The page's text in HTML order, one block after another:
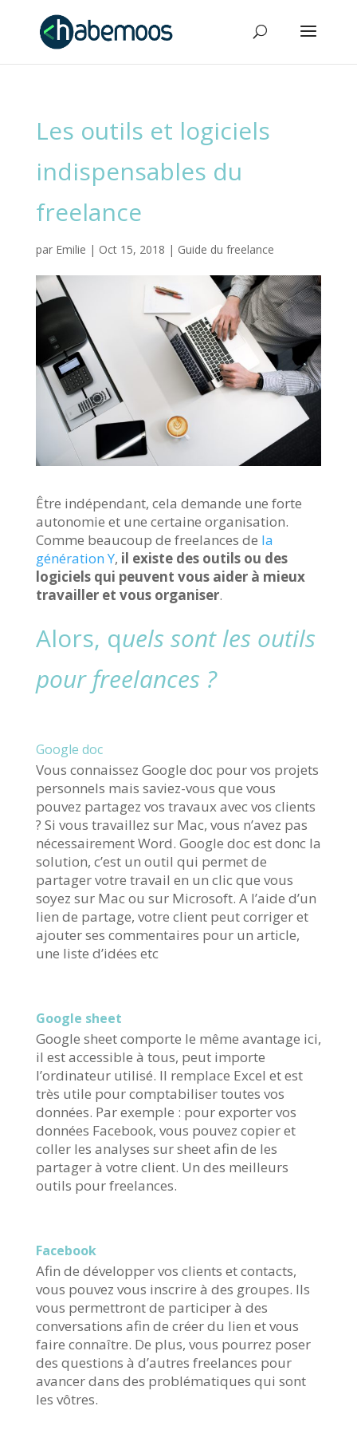
Les outils et logiciels
indispensables du
freelance
par Emilie | Oct 15, 2018 | Guide du freelance
Être indépendant, cela demande une forte
autonomie et une certaine organisation.
Comme beaucoup de freelances de la
génération Y, il existe des outils ou des
logiciels qui peuvent vous aider à mieux
travailler et vous organiser.
Alors, quels sont les outils
pour freelances ?
Google doc
Vous connaissez Google doc pour vos projets
personnels mais saviez-vous que vous
pouvez partagez vos travaux avec vos clients
? Si vous travaillez sur Mac, vous n’avez pas
nécessairement Word. Google doc est donc la
solution, c’est un outil qui permet de
partager votre travail en un clic que vous
soyez sur Mac ou sur Microsoft. A l’aide d’un
lien de partage, votre client peut corriger et
ajouter ses commentaires pour un article,
une liste d’idées etc
Google sheet
Google sheet comporte le même avantage ici,
il est accessible à tous, peut importe
l’ordinateur utilisé. Il remplace Excel et est
très utile pour comptabiliser toutes vos
données. Par exemple : pour exporter vos
données Facebook, vous pouvez copier et
coller les analyses sur sheet afin de les
partager à votre client. Un des meilleurs
outils pour freelances.
Facebook
Afin de développer vos clients et contacts,
vous pouvez vous inscrire à des groupes. Ils
vous permettront de participer à des
conversations afin de créer du lien et vous
faire connaître. De plus, vous pourrez poser
des questions à d’autres freelances pour
avancer dans des problématiques qui sont
les vôtres.